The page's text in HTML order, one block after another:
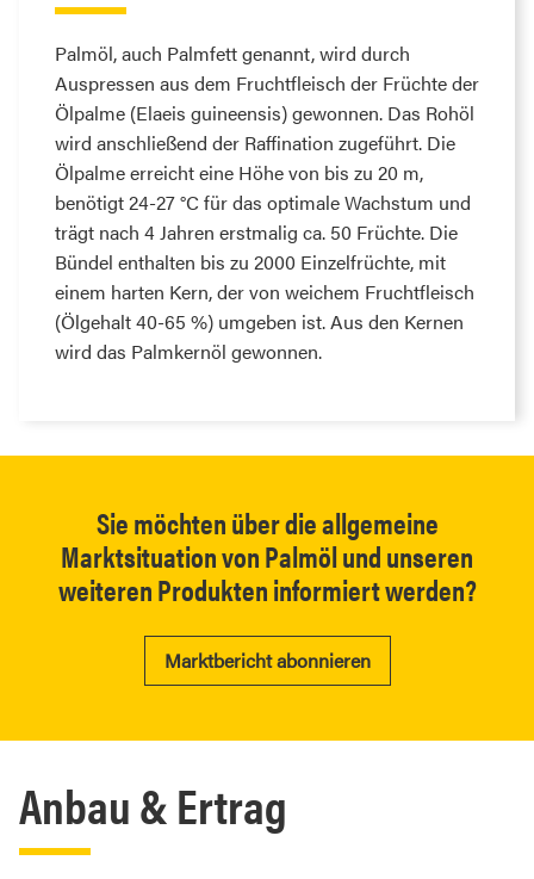
Palmöl, auch Palmfett genannt, wird durch
Auspressen aus dem Fruchtfleisch der Früchte der
Ölpalme (Elaeis guineensis) gewonnen. Das Rohöl
wird anschließend der Raffination zugeführt. Die
Ölpalme erreicht eine Höhe von bis zu 20 m,
benötigt 24-27 °C für das optimale Wachstum und
trägt nach 4 Jahren erstmalig ca. 50 Früchte. Die
Bündel enthalten bis zu 2000 Einzelfrüchte, mit
einem harten Kern, der von weichem Fruchtfleisch
(Ölgehalt 40-65 %) umgeben ist. Aus den Kernen
wird das Palmkernöl gewonnen.
Sie möchten über die allgemeine
Marktsituation von Palmöl und unseren
weiteren Produkten informiert werden?
Marktbericht abonnieren
Anbau & Ertrag